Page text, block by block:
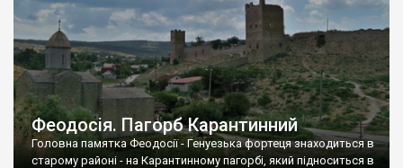
Феодосія. Пагорб Карантинний
Головна памятка Феодосії - Генуезька фортеця знаходиться в
старому районі - на Карантинному пагорбі, який підноситься в